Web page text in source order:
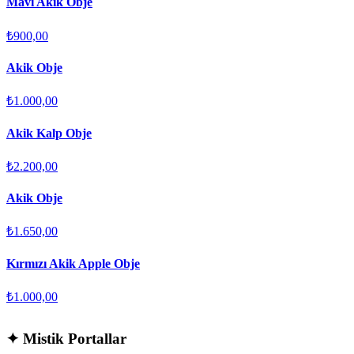
₺900,00
Akik Obje
₺1.000,00
Akik Kalp Obje
₺2.200,00
Akik Obje
₺1.650,00
Kırmızı Akik Apple Obje
₺1.000,00
✦ Mistik Portallar